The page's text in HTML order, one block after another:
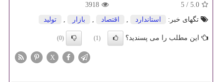
5.0
/
5
3918
تگهای خبر:
استاندارد اقتصاد بازار تولید
این مطلب را می پسندید؟ (1)
(0)
X